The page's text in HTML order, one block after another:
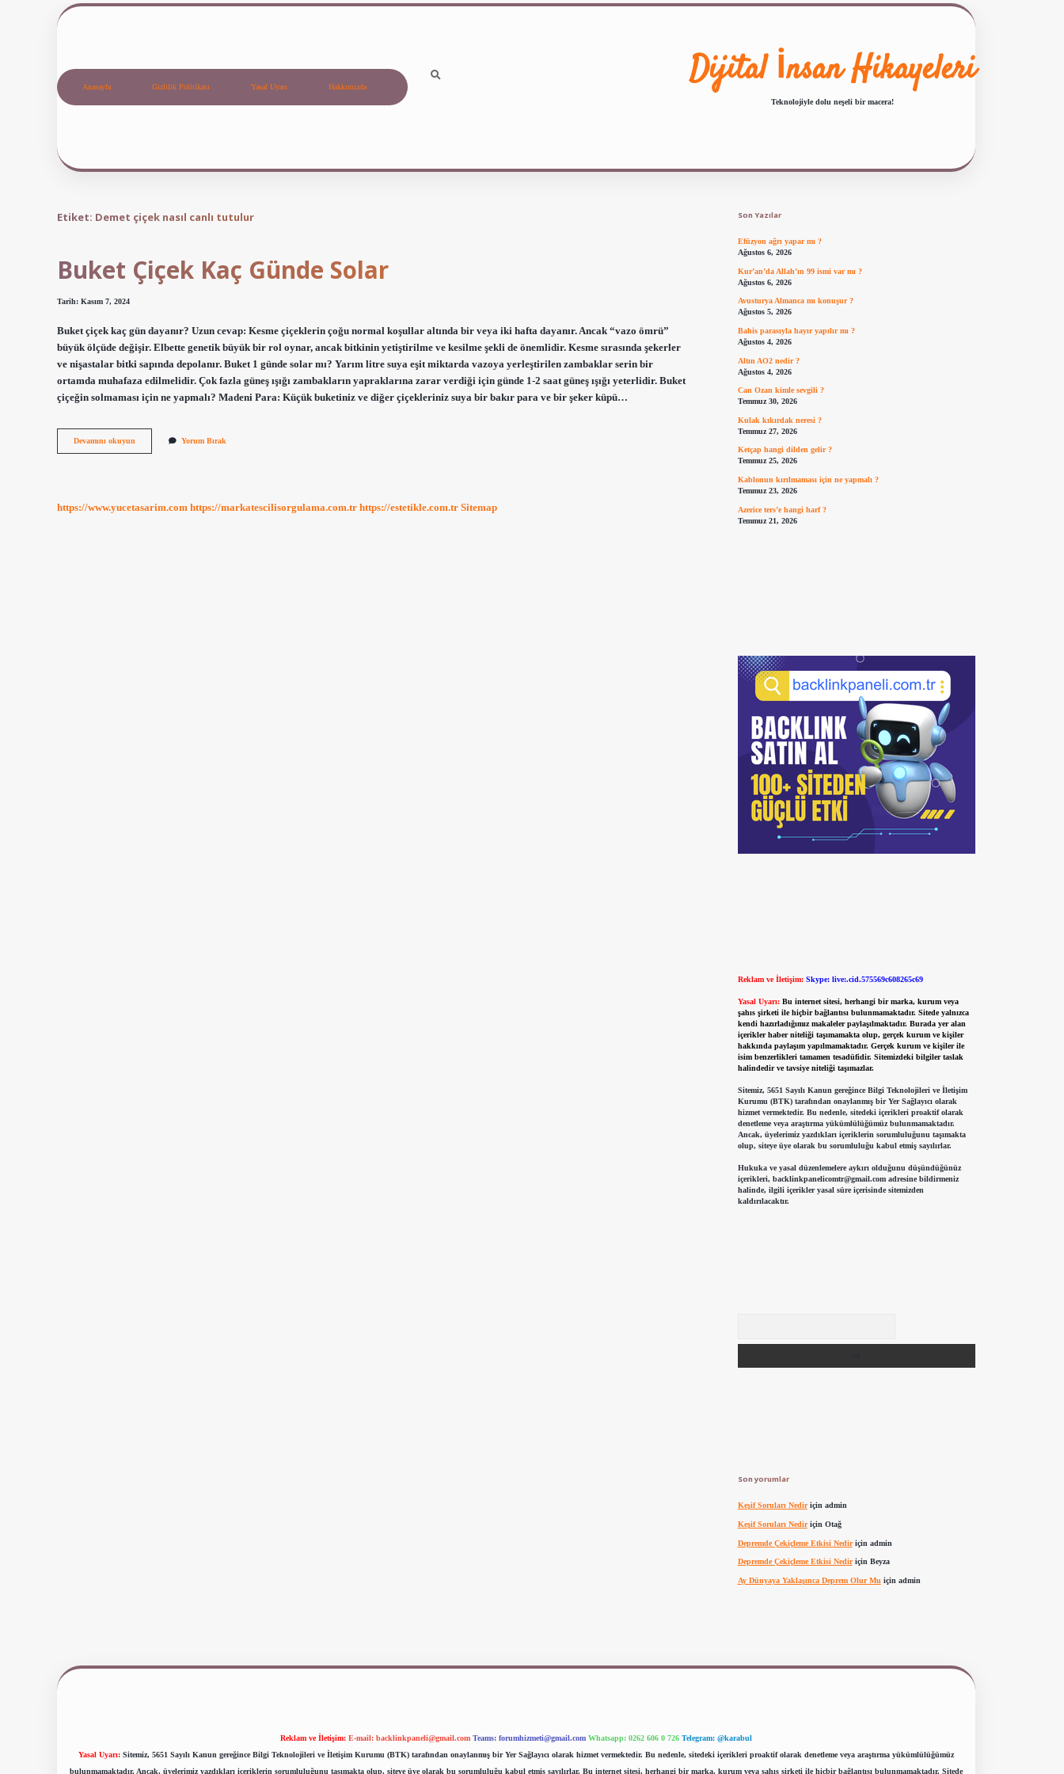
Anasayfa Gizlilik Politikası Yasal Uyarı Hakkımızda Dijital İnsan Hikayeleri
Teknolojiyle dolu neşeli bir macera!
Etiket: Demet çiçek nasıl canlı tutulur
Buket Çiçek Kaç Günde Solar
Tarih: Kasım 7, 2024
Buket çiçek kaç gün dayanır? Uzun cevap: Kesme çiçeklerin çoğu normal koşullar altında bir veya iki hafta dayanır. Ancak “vazo ömrü”
büyük ölçüde değişir. Elbette genetik büyük bir rol oynar, ancak bitkinin yetiştirilme ve kesilme şekli de önemlidir. Kesme sırasında şekerler
ve nişastalar bitki sapında depolanır. Buket 1 günde solar mı? Yarım litre suya eşit miktarda vazoya yerleştirilen zambaklar serin bir
ortamda muhafaza edilmelidir. Çok fazla güneş ışığı zambakların yapraklarına zarar verdiği için günde 1-2 saat güneş ışığı yeterlidir. Buket
çiçeğin solmaması için ne yapmalı? Madeni Para: Küçük buketiniz ve diğer çiçekleriniz suya bir bakır para ve bir şeker küpü…
Devamını okuyun
Çiçek
Yorum Bırak
https://www.yucetasarim.com https://markatescilisorgulama.com.tr https://estetikle.com.tr Sitemap
Son Yazılar
Efüzyon ağrı yapar mı ?
Ağustos 6, 2026
Kur’an’da Allah’ın 99 ismi var mı ?
Ağustos 6, 2026
Avusturya Almanca mı konuşur ?
Ağustos 5, 2026
Bahis parasıyla hayır yapılır mı ?
Ağustos 4, 2026
Altın AO2 nedir ?
Ağustos 4, 2026
Can Ozan kimle sevgili ?
Temmuz 30, 2026
Kulak kıkırdak neresi ?
Temmuz 27, 2026
Ketçap hangi dilden gelir ?
Temmuz 25, 2026
Kablonun kırılmaması için ne yapmalı ?
Temmuz 23, 2026
Azerice ters’e hangi harf ?
Temmuz 21, 2026
Reklam ve İletişim: Skype: live:.cid.575569c608265c69
Yasal Uyarı: Bu internet sitesi, herhangi bir marka, kurum veya
şahıs şirketi ile hiçbir bağlantısı bulunmamaktadır. Sitede yalnızca
kendi hazırladığımız makaleler paylaşılmaktadır. Burada yer alan
içerikler haber niteliği taşımamakta olup, gerçek kurum ve kişiler
hakkında paylaşım yapılmamaktadır. Gerçek kurum ve kişiler ile
isim benzerlikleri tamamen tesadüfidir. Sitemizdeki bilgiler taslak
halindedir ve tavsiye niteliği taşımazlar.
Sitemiz, 5651 Sayılı Kanun gereğince Bilgi Teknolojileri ve İletişim
Kurumu (BTK) tarafından onaylanmış bir Yer Sağlayıcı olarak
hizmet vermektedir. Bu nedenle, sitedeki içerikleri proaktif olarak
denetleme veya araştırma yükümlülüğümüz bulunmamaktadır.
Ancak, üyelerimiz yazdıkları içeriklerin sorumluluğunu taşımakta
olup, siteye üye olarak bu sorumluluğu kabul etmiş sayılırlar.
Hukuka ve yasal düzenlemelere aykırı olduğunu düşündüğünüz
içerikleri, backlinkpanelicomtr@gmail.comadresine bildirmeniz
halinde, ilgili içerikler yasal süre içerisinde sitemizden
kaldırılacaktır.
Son yorumlar
Keşif Soruları Nediriçin admin
Keşif Soruları Nediriçin Otağ
Depremde Çekiçleme Etkisi Nediriçin admin
Depremde Çekiçleme Etkisi Nediriçin Beyza
Ay Dünyaya Yaklaşınca Deprem Olur Mu için admin
Reklam ve İletişim: E-mail: backlinkpaneli@gmail.com Teams: forumhizmeti@gmail.com Whatsapp: 0262 606 0 726 Telegram: @karabul
Yasal Uyarı: Sitemiz, 5651 Sayılı Kanun gereğince Bilgi Teknolojileri ve İletişim Kurumu (BTK) tarafından onaylanmış bir Yer Sağlayıcı olarak hizmet vermektedir. Bu nedenle, sitedeki içerikleri proaktif olarak denetleme veya araştırma yükümlülüğümüz
bulunmamaktadır. Ancak, üyelerimiz yazdıkları içeriklerin sorumluluğunu taşımakta olup, siteye üye olarak bu sorumluluğu kabul etmiş sayılırlar. Bu internet sitesi, herhangi bir marka, kurum veya şahıs şirketi ile hiçbir bağlantısı bulunmamaktadır. Sitede